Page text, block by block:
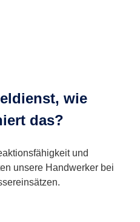
wie
das?
und
unsere Handwerker bei